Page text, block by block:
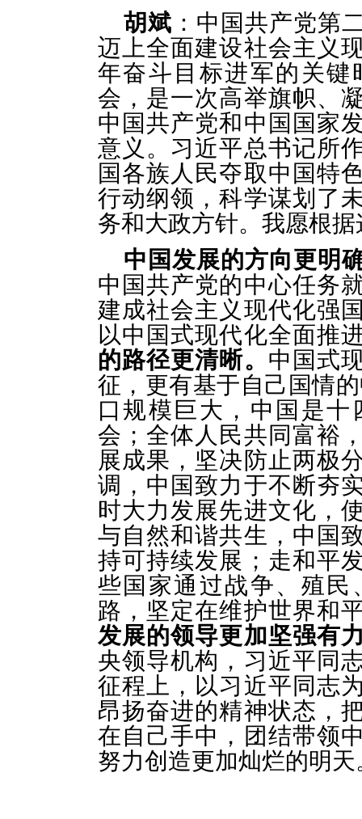
胡斌 ：中国共产党第
迈上全面建设社会主义
年奋斗目标进军的关
会，是一次高举旗帜、
中国共产党和中国国家
意义。习近平总书记所
国各族人民夺取中国特
行动纲领，科学谋划了
务和大政方针。我愿根
中国发展的方向更明
中国共产党的中心任务
建成社会主义现代化强
以中国式现代化全面推
的路径更清晰。 中国式
征，更有基于自己国情
口规模巨大，中国是
会；全体人民共同富裕
展成果，坚决防止两极
调，中国致力于不断夯
时大力发展先进文化，
与自然和谐共生，中国
持可持续发展；走和平
些国家通过战争、殖
路，坚定在维护世界和
发展的领导更加坚强有
央领导机构，习近平同
征程上，以习近平同志
昂扬奋进的精神状态，
在自己手中，团结带领
努力创造更加灿烂的明天